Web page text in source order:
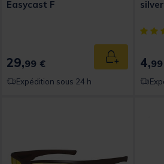
Easycast F
29,99 € Ajouter au
Expédition sous 24 h
4,